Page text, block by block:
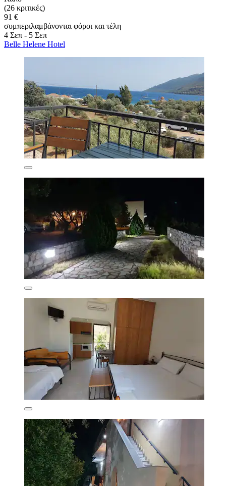
(26 κριτικές)
91 €
συμπεριλαμβάνονται φόροι και τέλη
4 Σεπ - 5 Σεπ
Belle Helene Hotel